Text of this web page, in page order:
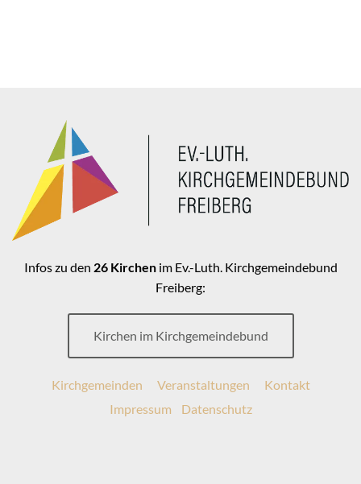
Infos zu den 26 Kirchenim Ev.-Luth. Kirchgemeindebund
Freiberg:
Kirchen im Kirchgemeindebund
Kirchgemeinden Veranstaltungen
Kontakt
Impressum
Datenschutz